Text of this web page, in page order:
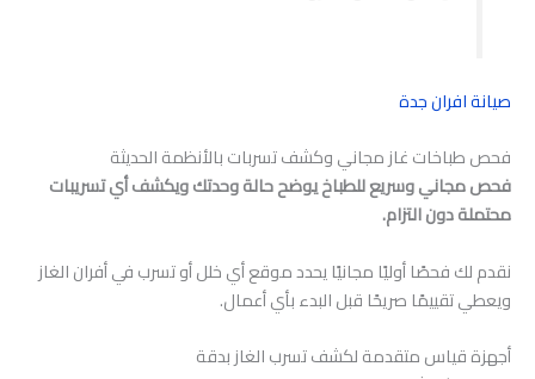
صيانة افران جدة
فحص طباخات غاز مجاني وكشف تسربات بالأنظمة الحديثة
فحص مجاني وسريع للطباخ يوضح حالة وحدتك ويكشف أي تسريبات
محتملة دون التزام.
نقدم لك فحصًا أوليًا مجانيًا يحدد موقع أي خلل أو تسرب في أفران الغاز
ويعطي تقييمًا صريحًا قبل البدء بأي أعمال.
أجهزة قياس متقدمة لكشف تسرب الغاز بدقة